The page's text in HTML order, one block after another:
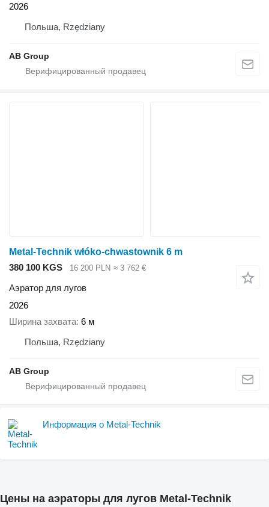
2026
Польша, Rzędziany
AB Group
Metal-Technik włóko-chwastownik 6 m
380 100 KGS
16 200 PLN ≈ 3 762 €
Аэратор для лугов
2026
Ширина захвата 6 м
Польша, Rzędziany
AB Group
Информация о Metal-Technik
Цены на аэраторы для лугов Metal-Technik